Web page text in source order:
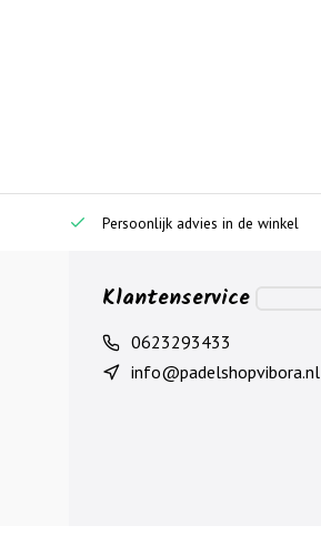
Persoonlijk advies in de winkel
Klantenservice
0623293433
info@padelshopvibora.nl